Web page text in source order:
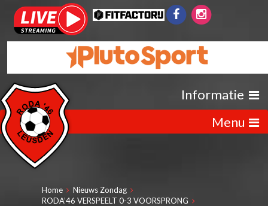
Informatie
Menu
Home
Nieuws Zondag
RODA’46 VERSPEELT 0-3 VOORSPRONG